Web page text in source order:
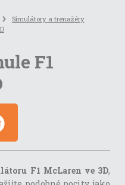
Simulátory a trenažéry
F1
F1 McLaren ve 3D,